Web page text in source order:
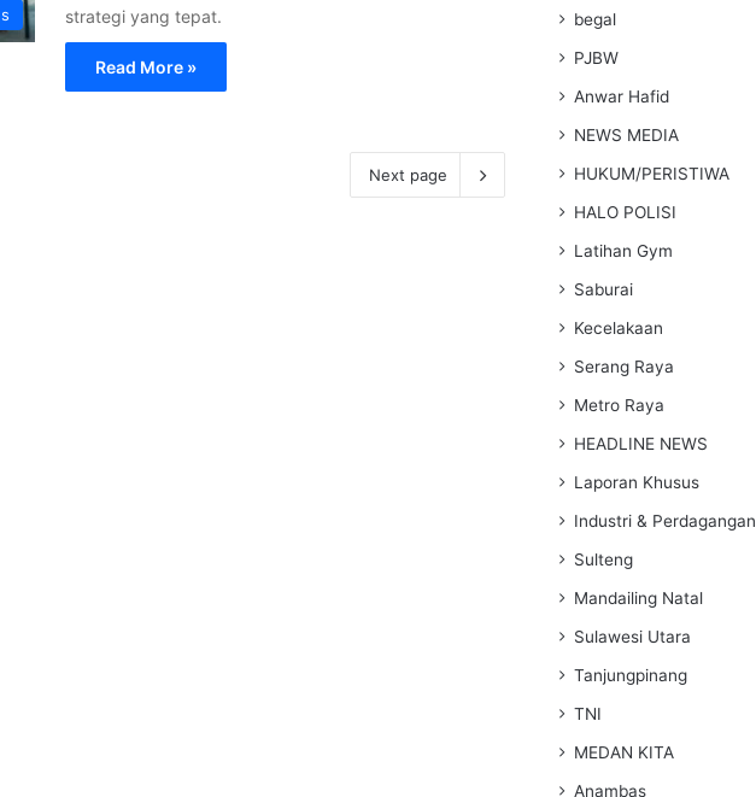
strategi yang tepat.
Read More »
Next page
begal
PJBW
Anwar Hafid
NEWS MEDIA
HUKUM/PERISTIWA
HALO POLISI
Latihan Gym
Saburai
Kecelakaan
Serang Raya
Metro Raya
HEADLINE NEWS
Laporan Khusus
Industri & Perdagangan
Sulteng
Mandailing Natal
Sulawesi Utara
Tanjungpinang
TNI
MEDAN KITA
Anambas